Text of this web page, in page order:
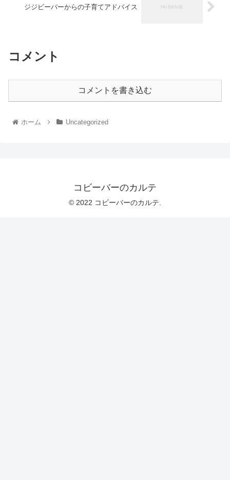
ジジビーバーからの子育てアドバイス
コメント
コメントを書き込む
ホーム Uncategorized
コビーバーのカルテ
© 2022 コビーバーのカルテ.